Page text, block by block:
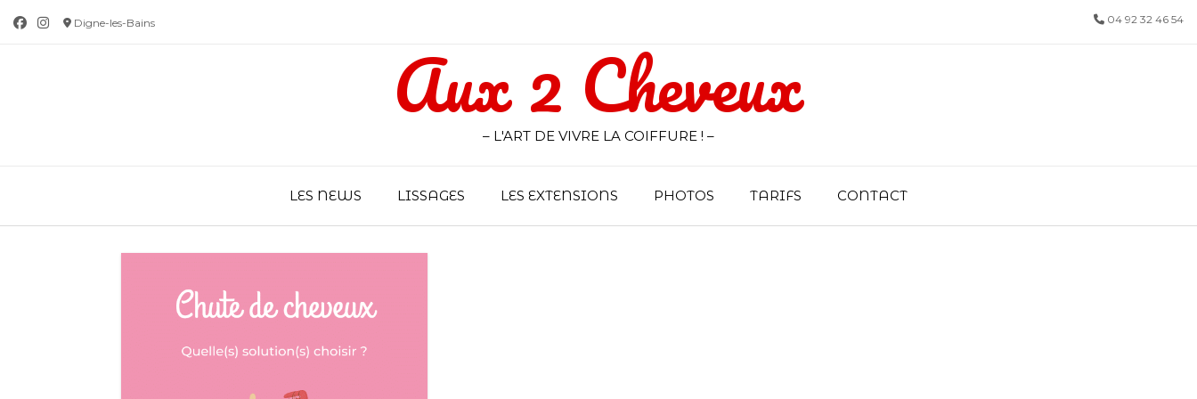
Digne-les-Bains 04 92 32 46 54
Aux 2 Cheveux
– L'ART DE VIVRE LA COIFFURE ! –
LES NEWS LISSAGES LES EXTENSIONS PHOTOS TARIFS CONTACT